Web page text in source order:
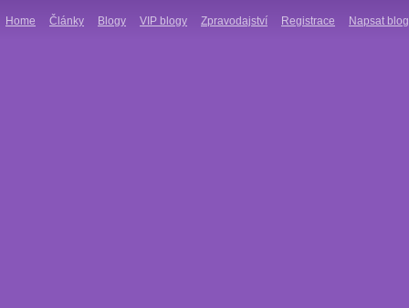
Home Články Blogy VIP blogy Zpravodajství Registrace Napsat blog